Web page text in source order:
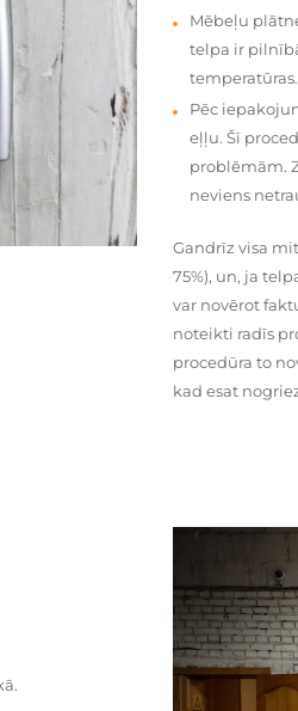
Mēbeļu
telpa ir
temperatūras.
Pēc
eļļu. Šī
problēmām.
neviens
Gandrīz visa
75%), un, ja
var novērot
noteikti radīs
procedūra to
kad esat